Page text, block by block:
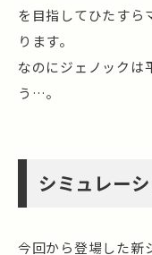
を目指してひたすら
ります。
なのにジェノックは
う…。
シミュレー
今回から登場した新